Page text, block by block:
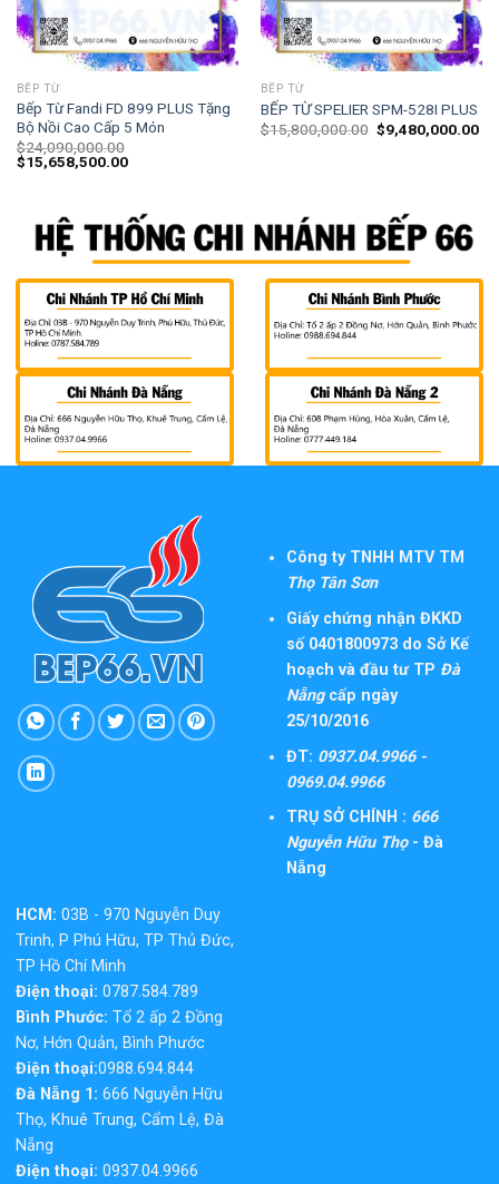
BẾP TỪ
Bếp Từ Fandi FD 899 PLUS Tặng
Bộ Nồi Cao Cấp 5 Món
$24,090,000.00
$15,658,500.00
BẾP TỪ
BẾP TỪ SPELIER SPM-528I PLUS
$15,800,000.00 $9,480,000.00
Công ty TNHH MTV TM
Thọ Tân Sơn
Giấy chứng nhận ĐKKD
số 0401800973 do Sở Kế
hoạch và đầu tư TP Đà
Nẵngcấp ngày
25/10/2016
ĐT: 0937.04.9966 -
0969.04.9966
TRỤ SỞ CHÍNH : 666
Nguyễn Hữu Thọ- Đà
Nẵng
HCM: 03B - 970 Nguyễn Duy
Trinh, P Phú Hữu, TP Thủ Đức,
TP Hồ Chí Minh
Điện thoại: 0787.584.789
Bình Phước: Tổ 2 ấp 2 Đồng
Nơ, Hớn Quản, Bình Phước
Điện thoại:0988.694.844
Đà Nẵng 1: 666 Nguyễn Hữu
Thọ, Khuê Trung, Cẩm Lệ, Đà
Nẵng
Điện thoại: 0937.04.9966